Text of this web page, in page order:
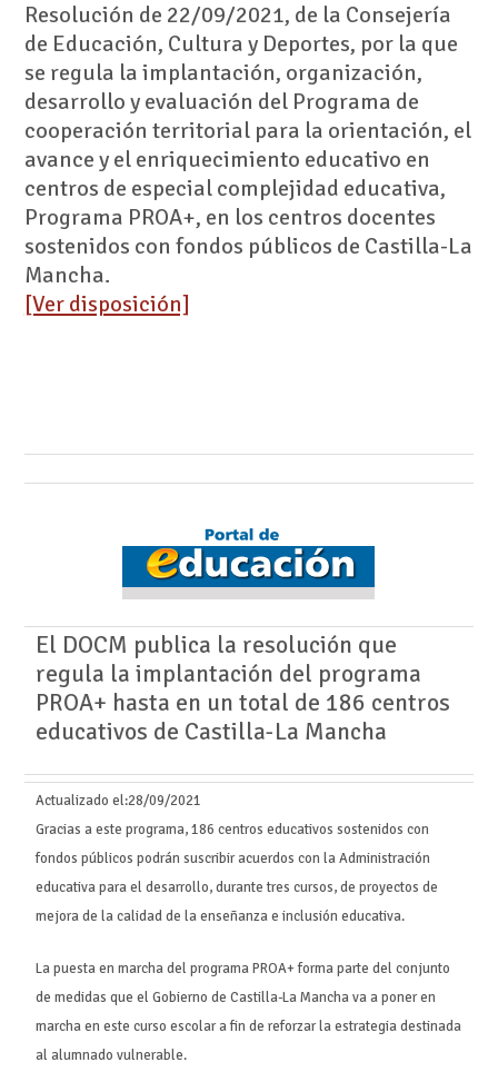
Resolución de 22/09/2021, de la Consejería
de Educación, Cultura y Deportes, por la que
se regula la implantación, organización,
desarrollo y evaluación del Programa de
cooperación territorial para la orientación, el
avance y el enriquecimiento educativo en
centros de especial complejidad educativa,
Programa PROA+, en los centros docentes
sostenidos con fondos públicos de Castilla-La
Mancha.
[Ver disposición]
El DOCM publica la resolución que
regula la implantación del programa
PROA+ hasta en un total de 186 centros
educativos de Castilla-La Mancha
Actualizado el:28/09/2021
Gracias a este programa, 186 centros educativos sostenidos con
fondos públicos podrán suscribir acuerdos con la Administración
educativa para el desarrollo, durante tres cursos, de proyectos de
mejora de la calidad de la enseñanza e inclusión educativa.
La puesta en marcha del programa PROA+ forma parte del conjunto
de medidas que el Gobierno de Castilla-La Mancha va a poner en
marcha en este curso escolar a fin de reforzar la estrategia destinada
al alumnado vulnerable.